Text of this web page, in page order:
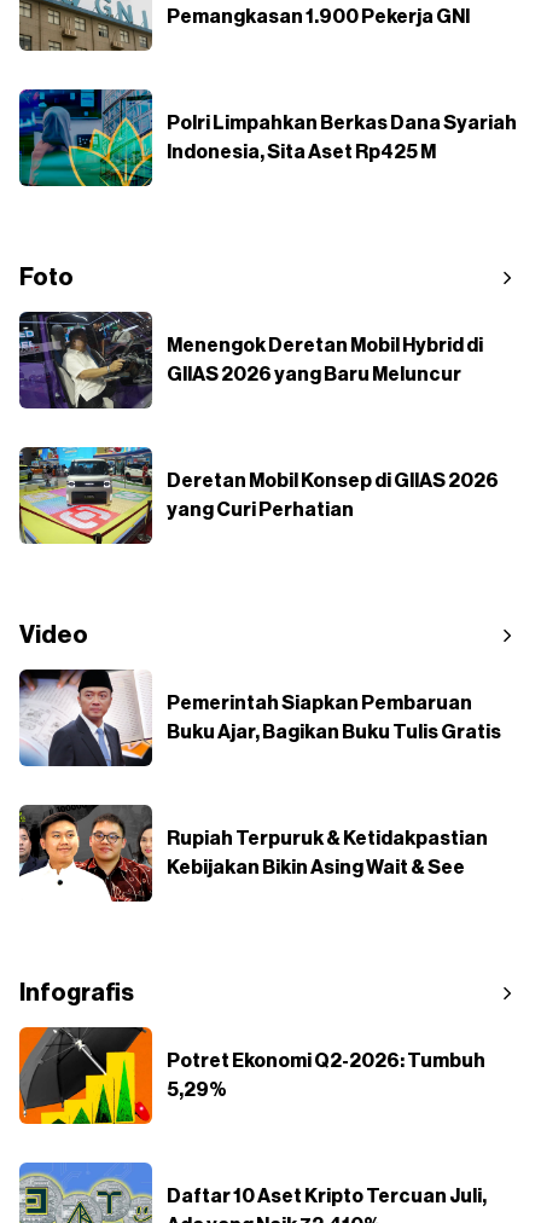
Pemangkasan 1.900 Pekerja GNI
Polri Limpahkan Berkas Dana Syariah
Indonesia, Sita Aset Rp425 M
Foto
Menengok Deretan Mobil Hybrid di
GIIAS 2026 yang Baru Meluncur
Deretan Mobil Konsep di GIIAS 2026
yang Curi Perhatian
Video
Pemerintah Siapkan Pembaruan
Buku Ajar, Bagikan Buku Tulis Gratis
Rupiah Terpuruk & Ketidakpastian
Kebijakan Bikin Asing Wait & See
Infografis
Potret Ekonomi Q2-2026: Tumbuh
5,29%
Daftar 10 Aset Kripto Tercuan Juli,